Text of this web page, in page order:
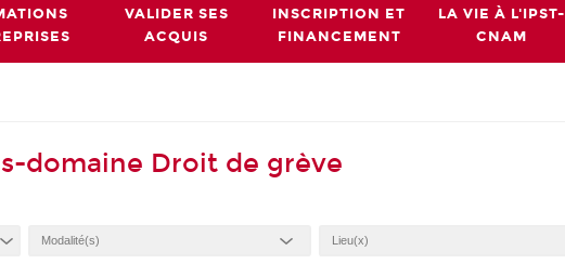
VALIDER SES
ACQUIS
INSCRIPTION ET
FINANCEMENT
LA VIE À L'IPST-
CNAM
domaine Droit de grève